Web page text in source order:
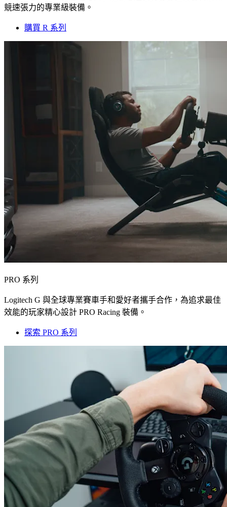
競速張力的專業級裝備。
購買 R 系列
PRO 系列
Logitech G 與全球專業賽車手和愛好者攜手合作，為追求最佳
效能的玩家精心設計 PRO Racing 裝備。
探索 PRO 系列